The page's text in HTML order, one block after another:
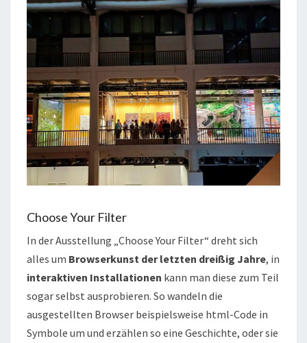
Choose Your Filter
In der Ausstellung „Choose Your Filter“ dreht sich
alles um Browserkunst der letzten dreißig Jahre, in
interaktiven Installationen kann man diese zum Teil
sogar selbst ausprobieren. So wandeln die
ausgestellten Browser beispielsweise html-Code in
Symbole um und erzählen so eine Geschichte, oder sie